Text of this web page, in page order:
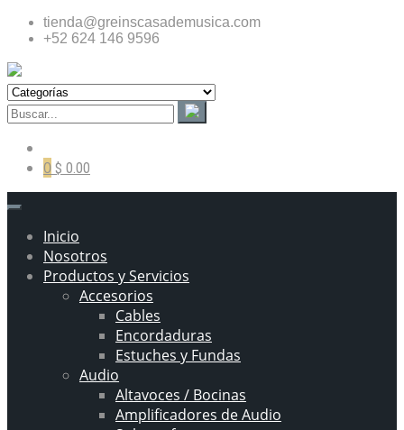
tienda@greinscasademusica.com
+52 624 146 9596
0 $ 0.00
Inicio
Nosotros
Productos y Servicios
Accesorios
Cables
Encordaduras
Estuches y Fundas
Audio
Altavoces / Bocinas
Amplificadores de Audio